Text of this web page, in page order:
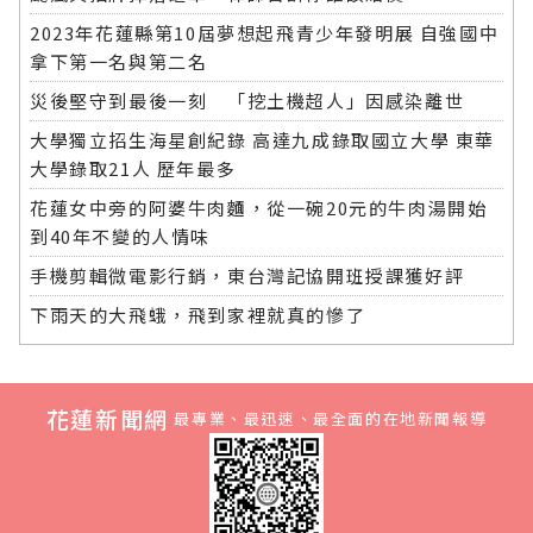
2023年花蓮縣第10屆夢想起飛青少年發明展 自強國中
拿下第一名與第二名
災後堅守到最後一刻 「挖土機超人」因感染離世
大學獨立招生海星創紀錄 高達九成錄取國立大學 東華
大學錄取21人 歷年最多
花蓮女中旁的阿婆牛肉麵，從一碗20元的牛肉湯開始
到40年不變的人情味
手機剪輯微電影行銷，東台灣記協開班授課獲好評
下雨天的大飛蛾，飛到家裡就真的慘了
花蓮新聞網 最專業、最迅速、最全面的在地新聞報導